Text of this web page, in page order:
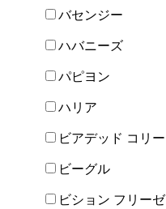
バセンジー
ハバニーズ
パピヨン
ハリア
ビアデッド コリー
ビーグル
ビション フリーゼ